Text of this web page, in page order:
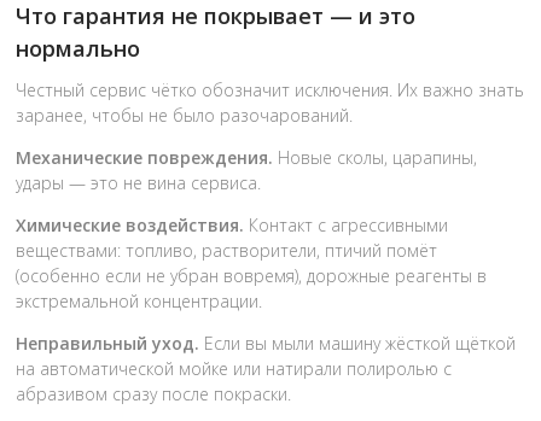
Что гарантия не покрывает — и это
нормально
Честный сервис чётко обозначит исключения. Их важно знать
заранее, чтобы не было разочарований.
Механические повреждения. Новые сколы, царапины,
удары — это не вина сервиса.
Химические воздействия. Контакт с агрессивными
веществами: топливо, растворители, птичий помёт
(особенно если не убран вовремя), дорожные реагенты в
экстремальной концентрации.
Неправильный уход. Если вы мыли машину жёсткой щёткой
на автоматической мойке или натирали полиролью с
абразивом сразу после покраски.